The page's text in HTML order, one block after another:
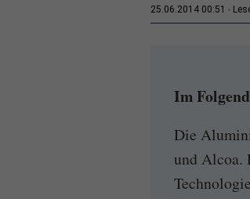
25.06.2014 00:51
Im
Die
und Alcoa.